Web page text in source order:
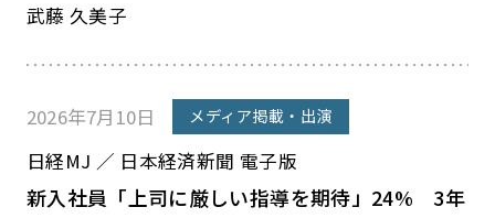
武藤 久美子
2026年7月10日 メディア掲載・出演
日経MJ ／ 日本経済新聞 電子版
新入社員「上司に厳しい指導を期待」24% 3年